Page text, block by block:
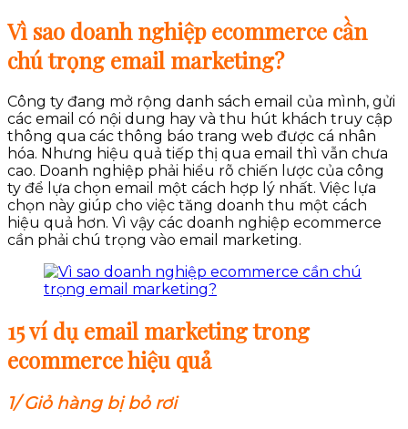
Vì sao doanh nghiệp ecommerce cần
chú trọng email marketing?
Công ty đang mở rộng danh sách email của mình, gửi
các email có nội dung hay và thu hút khách truy cập
thông qua các thông báo trang web được cá nhân
hóa. Nhưng hiệu quả tiếp thị qua email thì vẫn chưa
cao. Doanh nghiệp phải hiểu rõ chiến lược của công
ty để lựa chọn email một cách hợp lý nhất. Việc lựa
chọn này giúp cho việc tăng doanh thu một cách
hiệu quả hơn. Vì vậy các doanh nghiệp ecommerce
cần phải chú trọng vào email marketing.
15 ví dụ email marketing trong
ecommerce hiệu quả
1/ Giỏ hàng bị bỏ rơi